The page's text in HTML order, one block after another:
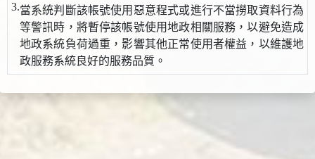
3.當系統判斷該帳號使用惡意程式或進行不當撈取資料行為
等警訊時，將暫停該帳號使用地政相關服務，以避免造成
地政系統負荷過重，影響其他正常使用者權益，以維護地
政服務系統良好的服務品質。